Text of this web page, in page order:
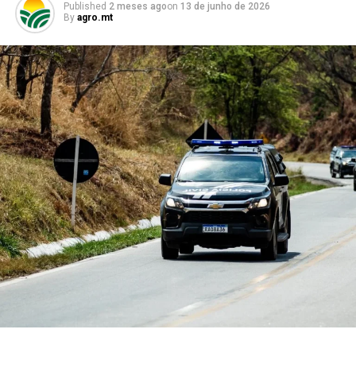
Published 2 meses agoon 13 de junho de 2026
By agro.mt